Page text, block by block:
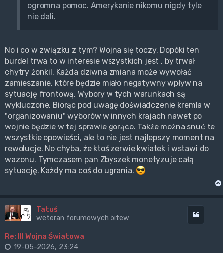
ogromna pomoc. Amerykanie nikomu nigdy tyle
nie dali.
No i co w związku z tym? Wojna się toczy. Dopóki ten
burdel trwa to w interesie wszystkich jest , by trwał
chytry żonkil. Każda dziwna zmiana może wywołać
zamieszanie, które będzie miało negatywny wpływ na
sytuację frontową. Wybory w tych warunkach są
wykluczone. Biorąc pod uwagę doświadczenie kremla w
"organizowaniu" wyborów w innych krajach nawet po
wojnie będzie w tej sprawie gorąco. Także można snuć te
wszystkie opowieści, ale to nie jest najlepszy moment na
rewolucje. No chyba, że ktoś zerwie kwiatek i wstawi do
wazonu. Tymczasem pan Zbyszek monetyzuje całą
sytuację. Każdy ma coś do ugrania.
Tatuś
weteran forumowych bitew
Re: III Wojna Światowa
19-05-2026, 23:24